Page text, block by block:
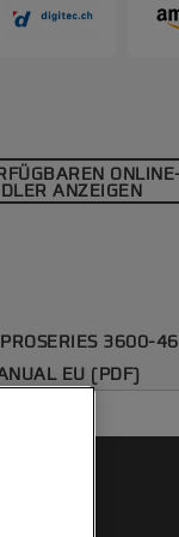
6-Rollen-
ANZEIGEN
3600-
EU (PDF)